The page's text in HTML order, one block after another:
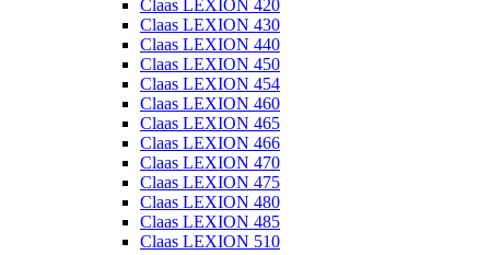
Claas LEXION 420
Claas LEXION 430
Claas LEXION 440
Claas LEXION 450
Claas LEXION 454
Claas LEXION 460
Claas LEXION 465
Claas LEXION 466
Claas LEXION 470
Claas LEXION 475
Claas LEXION 480
Claas LEXION 485
Claas LEXION 510